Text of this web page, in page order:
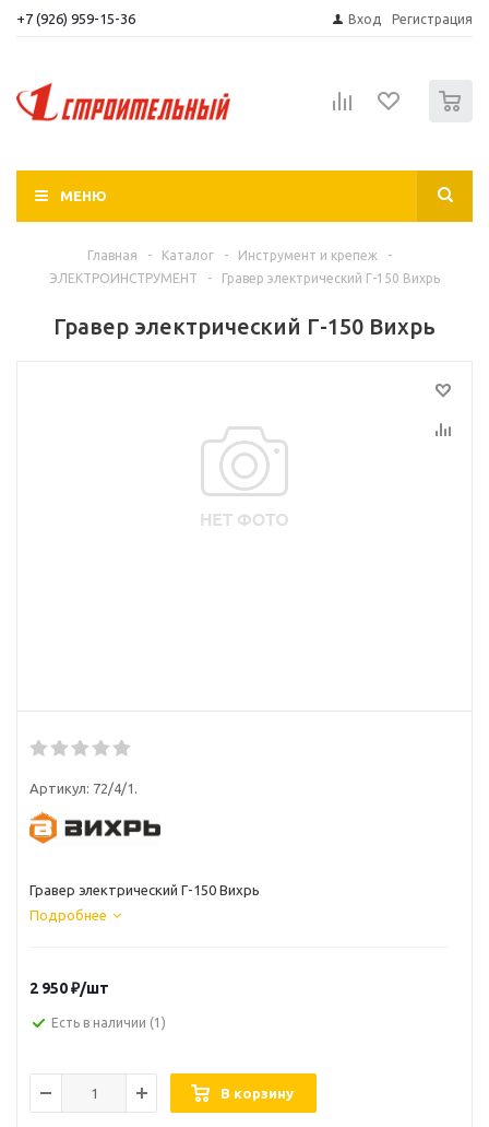
+7 (926) 959-15-36 Вход Регистрация
МЕНЮ
Главная - Каталог - Инструмент и крепеж
-
ЭЛЕКТРОИНСТРУМЕНТ
- Гравер электрический Г-150 Вихрь
Гравер электрический Г-150 Вихрь
Артикул: 72/4/1.
Гравер электрический Г-150 Вихрь
Подробнее
2 950₽/шт
Есть в наличии (1)
В корзину